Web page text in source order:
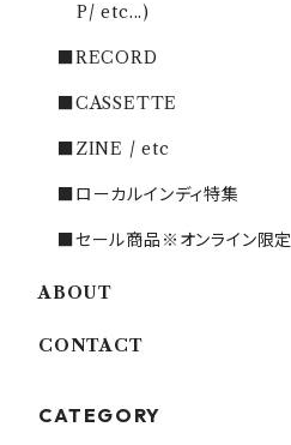
P/ etc...)
■RECORD
■CASSETTE
■ZINE / etc
■ローカルインディ特集
■セール商品※オンライン限定
ABOUT
CONTACT
CATEGORY